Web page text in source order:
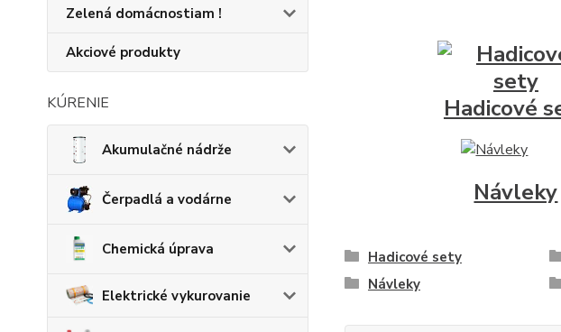
Zelená domácnostiam !
Akciové produkty
KÚRENIE
Akumulačné nádrže
Čerpadlá a vodárne
Chemická úprava
Elektrické vykurovanie
Hadicové
Návleky
Hadicové sety
Návleky